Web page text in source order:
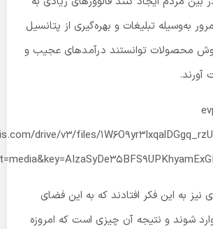
به‌وسیله تبلیغات و بهره‌گیری از پتانسیل
فروش محصولات توانستند درآمدهای عجیب و
آورند.
drive/v3/files/
نیز به این فکر افتادند که به این فضای
شوند و نتیجه آن چیزی است که امروزه